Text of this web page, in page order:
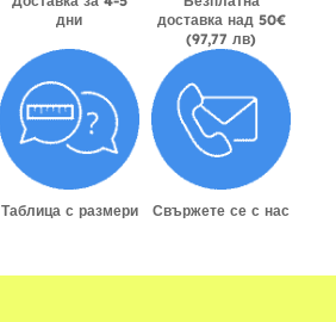
дни
доставка над 50€
(97,77 лв)
Таблица с размери Свържете се с нас